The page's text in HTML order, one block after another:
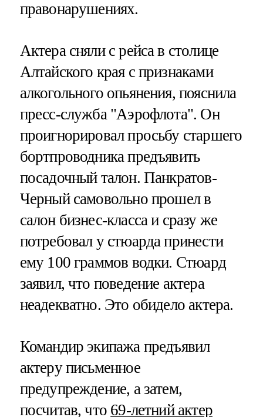
правонарушениях.
Актера сняли с рейса в столице
Алтайского края с признаками
алкогольного опьянения, пояснила
пресс-служба "Аэрофлота". Он
проигнорировал просьбу старшего
бортпроводника предъявить
посадочный талон. Панкратов-
Черный самовольно прошел в
салон бизнес-класса и сразу же
потребовал у стюарда принести
ему 100 граммов водки. Стюард
заявил, что поведение актера
неадекватно. Это обидело актера.
Командир экипажа предъявил
актеру письменное
предупреждение, а затем,
посчитав, что 69-летний актер